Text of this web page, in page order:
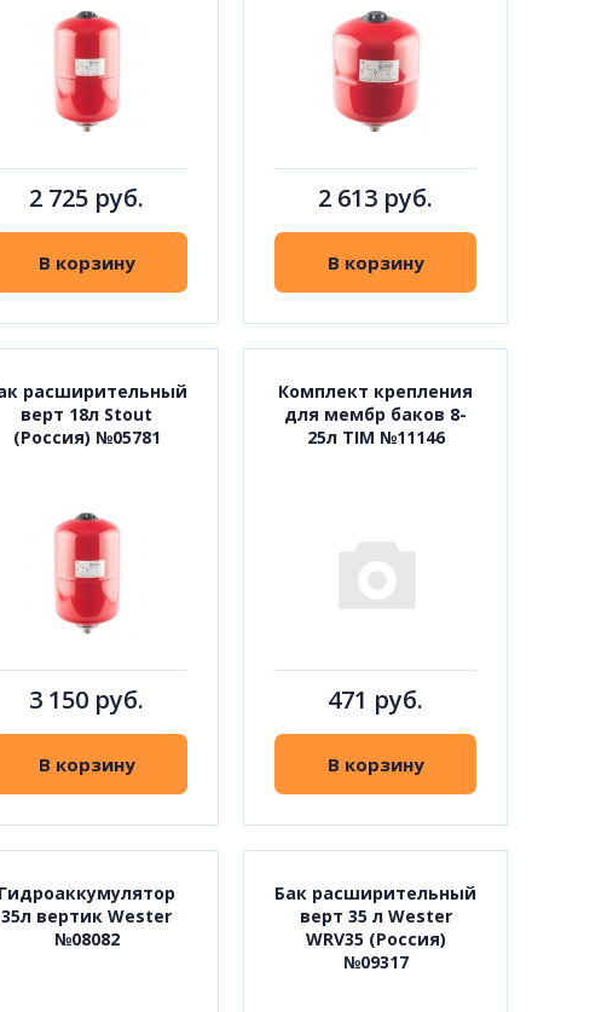
2 725 руб.
В корзину
2 613 руб.
В корзину
расширительный
верт 18л Stout
(Россия) №05781
3 150 руб.
В корзину
Комплект крепления
для мембр баков 8-
25л TIM №11146
471 руб.
В корзину
Гидроаккумулятор
35л вертик Wester
№08082
Бак расширительный
верт 35 л Wester
WRV35 (Россия)
№09317